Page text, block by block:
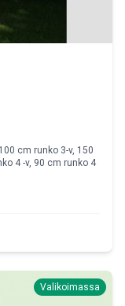
cm runko 3-v, 150
4 -v, 90 cm runko 4
Valikoimassa